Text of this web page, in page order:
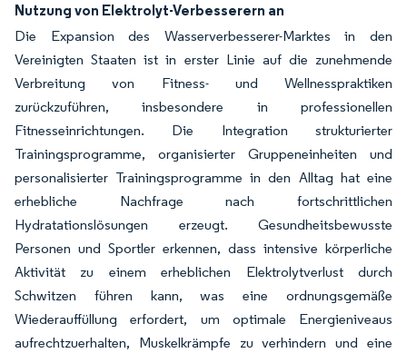
Nutzung von Elektrolyt-Verbesserern an
Die Expansion des Wasserverbesserer-Marktes in den
Vereinigten Staaten ist in erster Linie auf die zunehmende
Verbreitung von Fitness- und Wellnesspraktiken
zurückzuführen, insbesondere in professionellen
Fitnesseinrichtungen. Die Integration strukturierter
Trainingsprogramme, organisierter Gruppeneinheiten und
personalisierter Trainingsprogramme in den Alltag hat eine
erhebliche Nachfrage nach fortschrittlichen
Hydratationslösungen erzeugt. Gesundheitsbewusste
Personen und Sportler erkennen, dass intensive körperliche
Aktivität zu einem erheblichen Elektrolytverlust durch
Schwitzen führen kann, was eine ordnungsgemäße
Wiederauffüllung erfordert, um optimale Energieniveaus
aufrechtzuerhalten, Muskelkrämpfe zu verhindern und eine